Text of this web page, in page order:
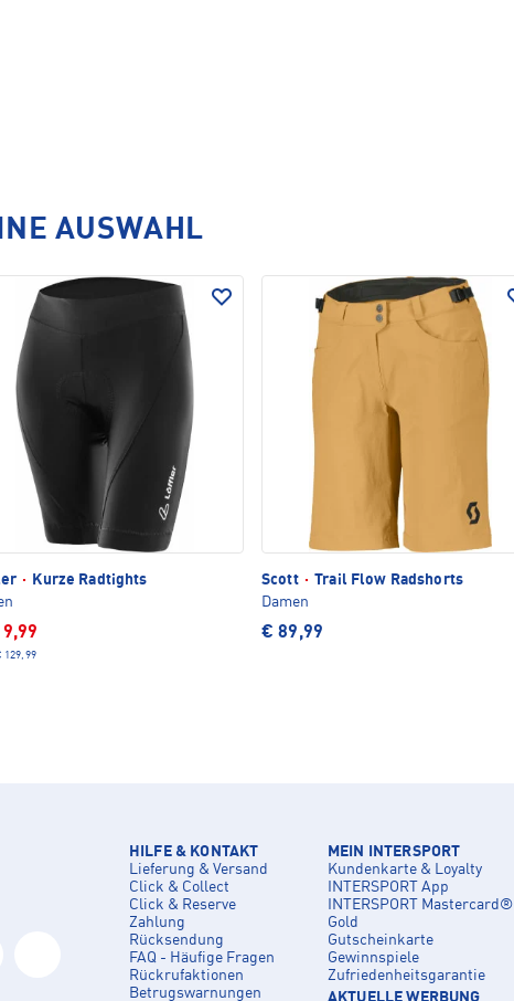
AUSWAHL
·
Kurze Radtights
129,99
Scott · Trail Flow Radshorts
Damen
€ 89,99
HILFE & KONTAKT
Lieferung & Versand
Click & Collect
Click & Reserve
Zahlung
Rücksendung
FAQ - Häufige Fragen
Rückrufaktionen
Betrugswarnungen
MEIN INTERSPORT
Kundenkarte & Loyalty
INTERSPORT App
INTERSPORT Mastercard®
Gold
Gutscheinkarte
Gewinnspiele
Zufriedenheitsgarantie
AKTUELLE WERBUNG